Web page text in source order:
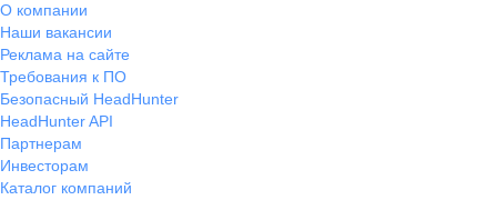
О компании
Наши вакансии
Реклама на сайте
Требования к ПО
Безопасный HeadHunter
HeadHunter API
Партнерам
Инвесторам
Каталог компаний